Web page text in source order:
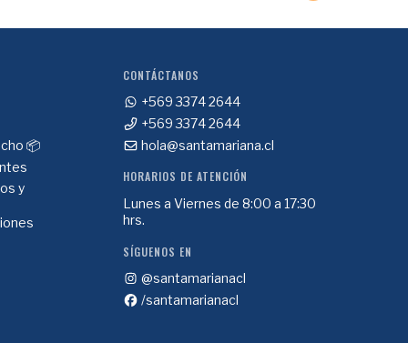
📦
y
CONTÁCTANOS
+569 3374 2644
+569 3374 2644
hola@santamariana.cl
HORARIOS DE ATENCIÓN
Lunes a Viernes de 8:00 a 17:30
hrs.
SÍGUENOS EN
@santamarianacl
/santamarianacl